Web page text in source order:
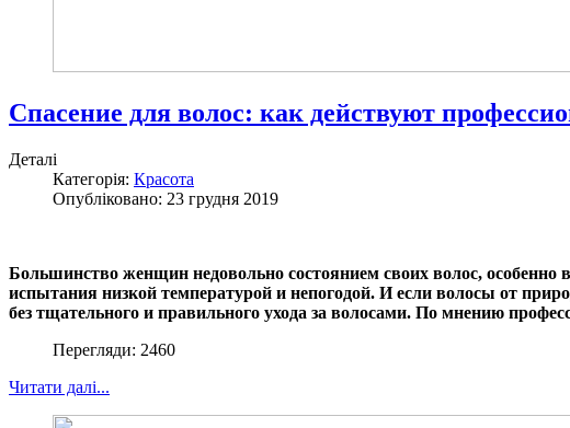
Спасение для волос: как действуют
Деталі
Категорія: Красота
Опубліковано: 23 грудня 2019
Большинство женщин недовольно состоянием своих волос,
испытания низкой температурой и непогодой. И если волосы от
без тщательного и правильного ухода за волосами. По мнению
Перегляди: 2460
Читати далі...